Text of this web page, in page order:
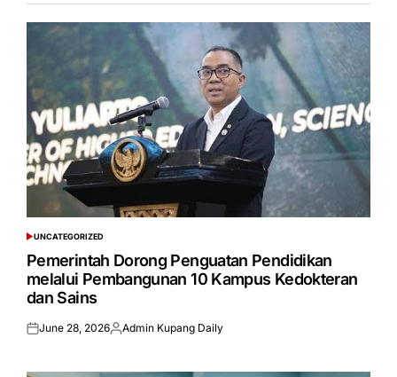
POSTED
IN
UNCATEGORIZED
Pemerintah Dorong Penguatan Pendidikan
melalui Pembangunan 10 Kampus Kedokteran
dan Sains
Posted
June 28, 2026Posted
Admin Kupang Daily